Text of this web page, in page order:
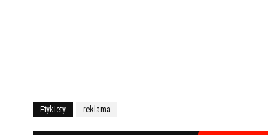
Etykiety reklama